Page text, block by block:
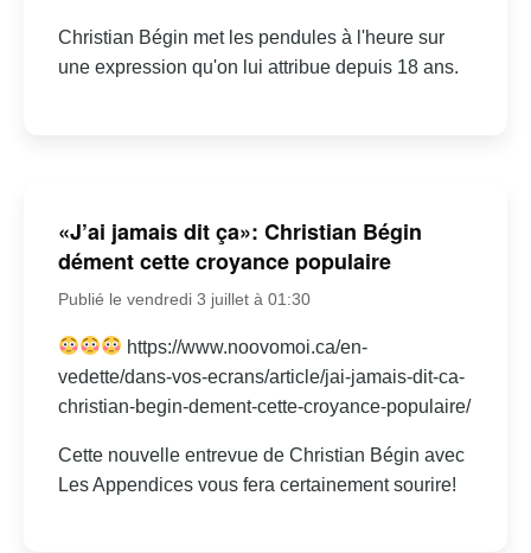
Christian Bégin met les pendules à l'heure sur
une expression qu'on lui attribue depuis 18 ans.
«J’ai jamais dit ça»: Christian Bégin
dément cette croyance populaire
Publié le vendredi 3 juillet à 01:30
https://www.noovomoi.ca/en-
vedette/dans-vos-ecrans/article/jai-jamais-dit-ca-
christian-begin-dement-cette-croyance-populaire/
Cette nouvelle entrevue de Christian Bégin avec
Les Appendices vous fera certainement sourire!